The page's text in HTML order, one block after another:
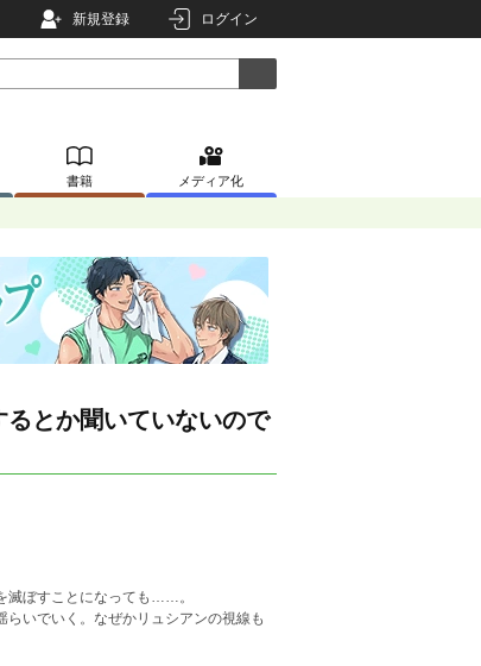
新規登録 ログイン
書籍 メディア化
とか聞いていないので
滅ぼすことになっても……。
いでいく。なぜかリュシアンの視線も